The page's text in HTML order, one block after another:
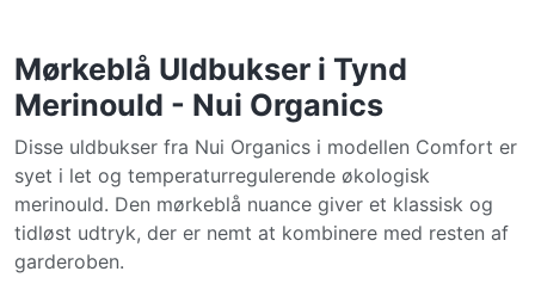
Mørkeblå Uldbukser i Tynd
Merinould - Nui Organics
Disse uldbukser fra Nui Organics i modellen Comfort er
syet i let og temperaturregulerende økologisk
merinould. Den mørkeblå nuance giver et klassisk og
tidløst udtryk, der er nemt at kombinere med resten af
garderoben.